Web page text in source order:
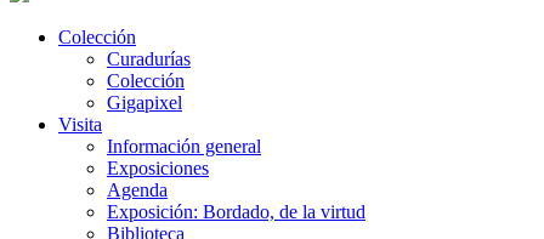
Colección
Curadurías
Colección
Gigapixel
Visita
Información general
Exposiciones
Agenda
Exposición: Bordado, de la virtud
Biblioteca